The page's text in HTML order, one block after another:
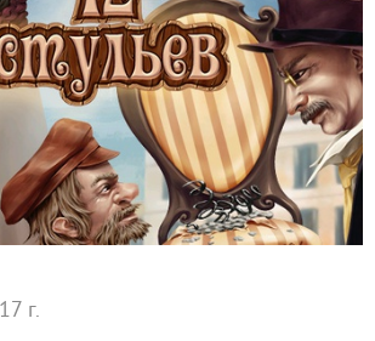
г.